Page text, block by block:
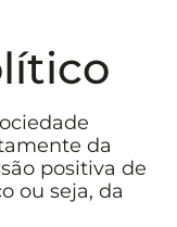
da
positiva de
ou seja, da